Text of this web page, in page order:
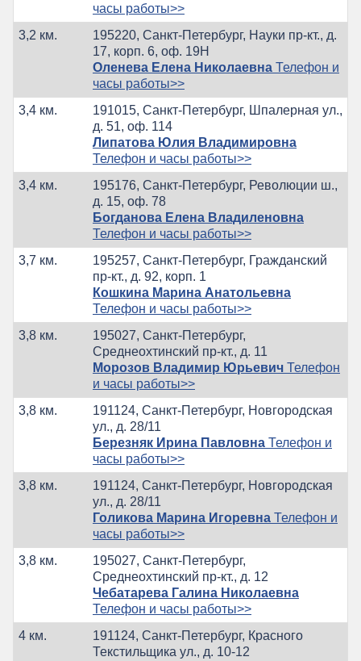
часы работы>>
3,2 км.
195220, Санкт-Петербург, Науки пр-кт., д.
17, корп. 6, оф. 19Н
Оленева Елена Николаевна Телефон и
часы работы>>
3,4 км.
191015, Санкт-Петербург, Шпалерная ул.,
д. 51, оф. 114
Липатова Юлия Владимировна
Телефон и часы работы>>
3,4 км.
195176, Санкт-Петербург, Революции ш.,
д. 15, оф. 78
Богданова Елена Владиленовна
Телефон и часы работы>>
3,7 км.
195257, Санкт-Петербург, Гражданский
пр-кт., д. 92, корп. 1
Кошкина Марина Анатольевна
Телефон и часы работы>>
3,8 км.
195027, Санкт-Петербург,
Среднеохтинский пр-кт., д. 11
Морозов Владимир Юрьевич Телефон
и часы работы>>
3,8 км.
191124, Санкт-Петербург, Новгородская
ул., д. 28/11
Березняк Ирина Павловна Телефон и
часы работы>>
3,8 км.
191124, Санкт-Петербург, Новгородская
ул., д. 28/11
Голикова Марина Игоревна Телефон и
часы работы>>
3,8 км.
195027, Санкт-Петербург,
Среднеохтинский пр-кт., д. 12
Чебатарева Галина Николаевна
Телефон и часы работы>>
4 км.
191124, Санкт-Петербург, Красного
Текстильщика ул., д. 10-12